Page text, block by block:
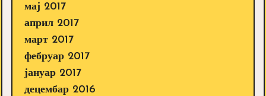
мај 2017
април 2017
март 2017
фебруар 2017
јануар 2017
децембар 2016